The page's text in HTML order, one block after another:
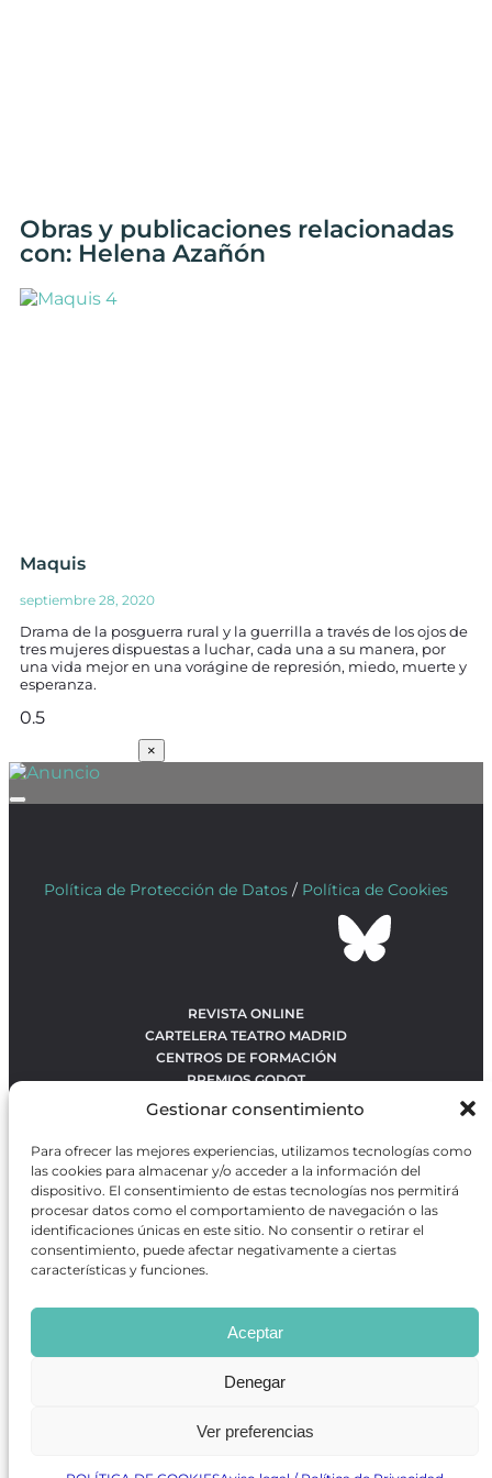
Gestionar consentimiento
Para ofrecer las mejores experiencias, utilizamos tecnologías como
las cookies para almacenar y/o acceder a la información del
dispositivo. El consentimiento de estas tecnologías nos permitirá
procesar datos como el comportamiento de navegación o las
identificaciones únicas en este sitio. No consentir o retirar el
consentimiento, puede afectar negativamente a ciertas
características y funciones.
Aceptar
Denegar
Ver preferencias
Obras y publicaciones relacionadas
con: Helena Azañón
Maquis
septiembre 28, 2020
Drama de la posguerra rural y la guerrilla a través de los ojos de
tres mujeres dispuestas a luchar, cada una a su manera, por
una vida mejor en una vorágine de represión, miedo, muerte y
esperanza.
×
Política de Protección de Datos / Política de Cookies
REVISTA ONLINE
CARTELERA TEATRO MADRID
CENTROS DE FORMACIÓN
PREMIOS GODOT
CONTACTO
OBRAS MÁS VOTADAS
RANKING MEJORES OBRAS
BÚSQUEDA AVANZADA DE OBRAS
Revista GODOTes una revista independiente especializada
en información sobre artes escénicas de Madrid, gratuita y
que se distribuye en espacios escénicos, además de otros
puntos de interés turístico y de ocio de la capital.